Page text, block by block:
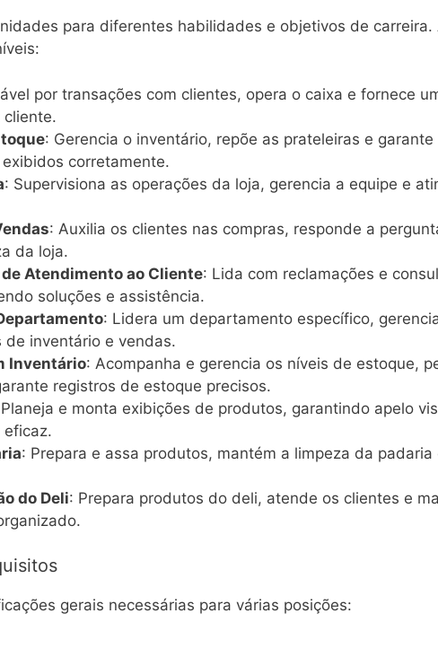
para diferentes habilidades e objetivos de carreira.
por transações com clientes, opera o caixa e fornece
: Gerencia o inventário, repõe as prateleiras e garante
corretamente.
: Supervisiona as operações da loja, gerencia a equipe e
: Auxilia os clientes nas compras, responde a
da loja.
Atendimento ao Cliente: Lida com reclamações e
soluções e assistência.
: Lidera um departamento específico,
de inventário e vendas.
Inventário: Acompanha e gerencia os níveis de estoque,
registros de estoque precisos.
e monta exibições de produtos, garantindo apelo
eficaz.
: Prepara e assa produtos, mantém a limpeza da padaria
do Deli: Prepara produtos do deli, atende os clientes e
gerais necessárias para várias posições: